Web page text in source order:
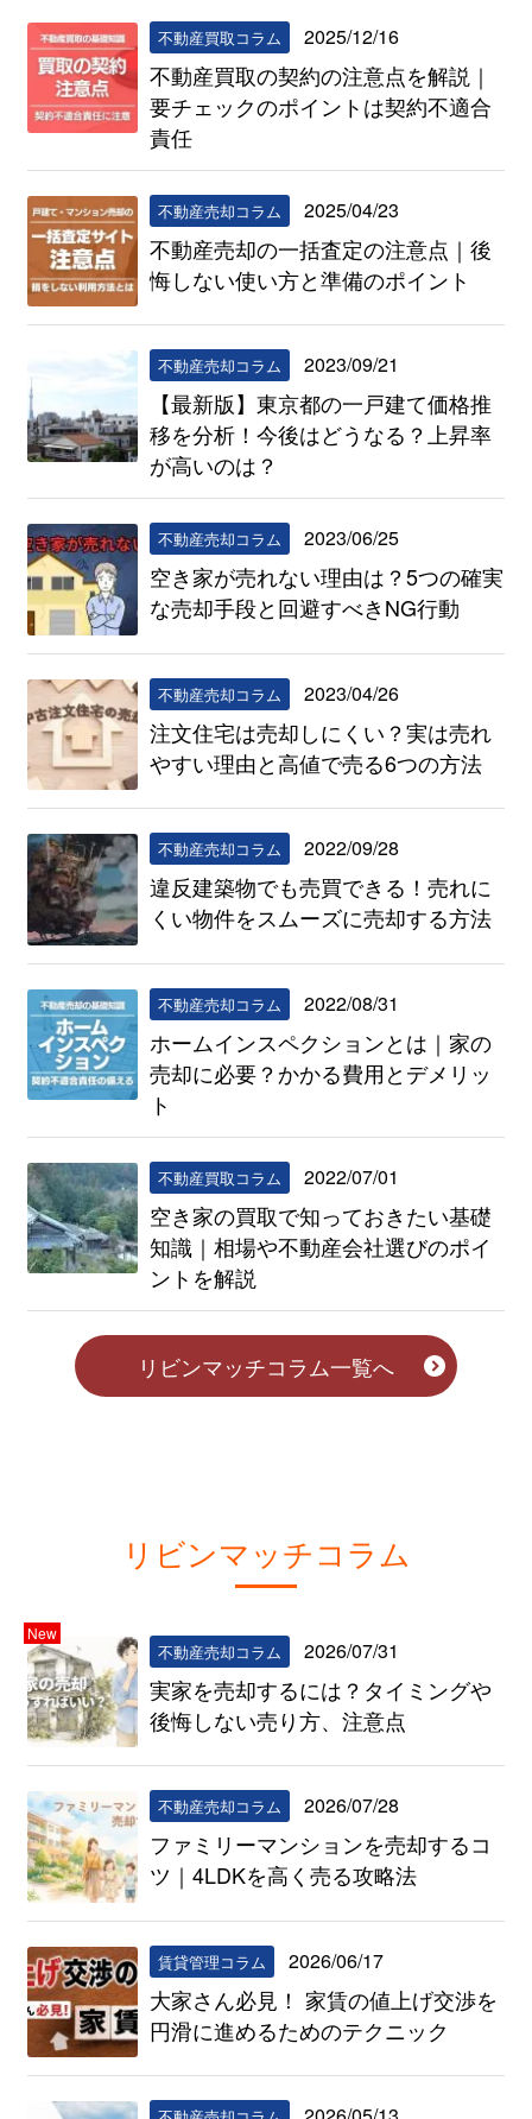
不動産買取コラム 2025/12/16
不動産買取の契約の注意点を解説｜
要チェックのポイントは契約不適合
責任
不動産売却コラム 2025/04/23
不動産売却の一括査定の注意点｜後
悔しない使い方と準備のポイント
不動産売却コラム 2023/09/21
【最新版】東京都の一戸建て価格推
移を分析！今後はどうなる？上昇率
が高いのは？
不動産売却コラム 2023/06/25
空き家が売れない理由は？5つの確実
な売却手段と回避すべきNG行動
不動産売却コラム 2023/04/26
注文住宅は売却しにくい？実は売れ
やすい理由と高値で売る6つの方法
不動産売却コラム 2022/09/28
違反建築物でも売買できる！売れに
くい物件をスムーズに売却する方法
不動産売却コラム 2022/08/31
ホームインスペクションとは｜家の
売却に必要？かかる費用とデメリッ
ト
不動産買取コラム 2022/07/01
空き家の買取で知っておきたい基礎
知識｜相場や不動産会社選びのポイ
ントを解説
リビンマッチコラム一覧へ
リビンマッチコラム
不動産売却コラム 2026/07/31
New
実家を売却するには？タイミングや
後悔しない売り方、注意点
不動産売却コラム 2026/07/28
ファミリーマンションを売却するコ
ツ｜4LDKを高く売る攻略法
賃貸管理コラム 2026/06/17
大家さん必見！ 家賃の値上げ交渉を
円滑に進めるためのテクニック